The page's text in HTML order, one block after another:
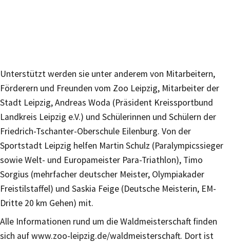
Unterstützt werden sie unter anderem von Mitarbeitern,
Förderern und Freunden vom Zoo Leipzig, Mitarbeiter der
Stadt Leipzig, Andreas Woda (Präsident Kreissportbund
Landkreis Leipzig e.V.) und Schülerinnen und Schülern der
Friedrich-Tschanter-Oberschule Eilenburg. Von der
Sportstadt Leipzig helfen Martin Schulz (Paralympicssieger
sowie Welt- und Europameister Para-Triathlon), Timo
Sorgius (mehrfacher deutscher Meister, Olympiakader
Freistilstaffel) und Saskia Feige (Deutsche Meisterin, EM-
Dritte 20 km Gehen) mit.
Alle Informationen rund um die Waldmeisterschaft finden
sich auf www.zoo-leipzig.de/waldmeisterschaft. Dort ist